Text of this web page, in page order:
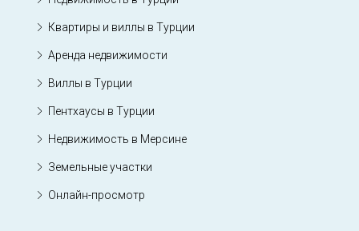
Квартиры и виллы в Турции
Аренда недвижимости
Виллы в Турции
Пентхаусы в Турции
Недвижимость в Мерсине
Земельные участки
Онлайн-просмотр